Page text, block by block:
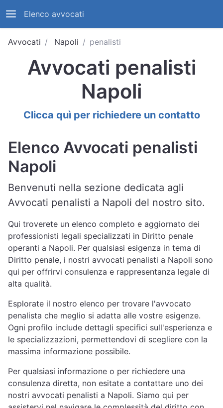
Elenco avvocati
Avvocati Napoli penalisti
Avvocati penalisti
Napoli
Clicca quì per richiedere un contatto
Elenco Avvocati penalisti
Napoli
Benvenuti nella sezione dedicata agli
Avvocati penalisti a Napoli del nostro sito.
Qui troverete un elenco completo e aggiornato dei
professionisti legali specializzati in Diritto penale
operanti a Napoli. Per qualsiasi esigenza in tema di
Diritto penale, i nostri avvocati penalisti a Napoli sono
qui per offrirvi consulenza e rappresentanza legale di
alta qualità.
Esplorate il nostro elenco per trovare l'avvocato
penalista che meglio si adatta alle vostre esigenze.
Ogni profilo include dettagli specifici sull'esperienza e
le specializzazioni, permettendovi di scegliere con la
massima informazione possibile.
Per qualsiasi informazione o per richiedere una
consulenza diretta, non esitate a contattare uno dei
nostri avvocati penalisti a Napoli. Siamo qui per